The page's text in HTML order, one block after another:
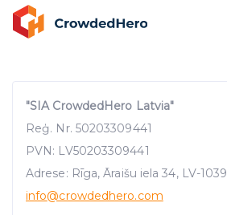
"SIA CrowdedHero Latvia"
Reģ. Nr. 50203309441
PVN: LV50203309441
Adrese: Rīga, Āraišu iela 34, LV-1039
info@crowdedhero.com